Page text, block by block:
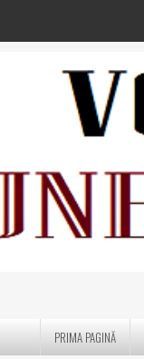
PRIMA PAGINĂ